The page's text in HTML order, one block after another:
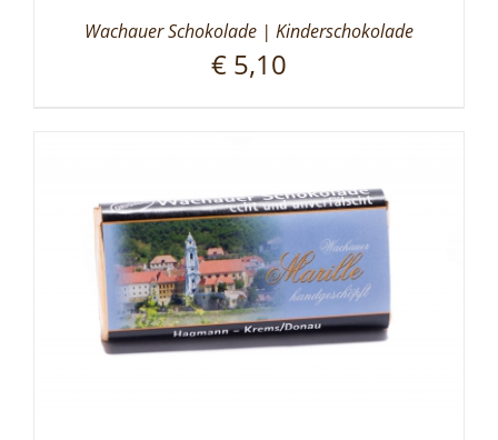
Wachauer Schokolade | Kinderschokolade
€ 5,10